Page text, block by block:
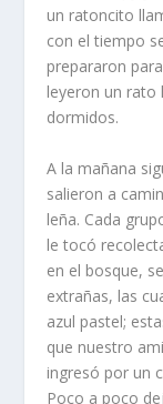
un ratoncito
con el tiempo
prepararon
leyeron un rato
dormidos.
A la mañana
salieron a
leña. Cada
le tocó
en el bosque,
extrañas, las
azul pastel;
que nuestro
ingresó por un
Poco a poco